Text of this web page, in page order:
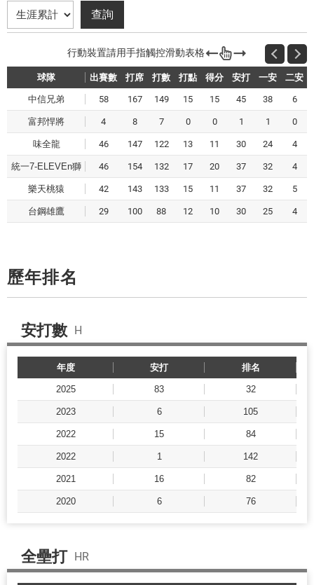
球隊 出賽數 打席 打數 打點 得分 安打 一安 二安
中信兄弟 58 167 149 15 15 45 38 6
富邦悍將 4 8 7 0 0 1 1 0
味全龍 46 147 122 13 11 30 24 4
統一7-ELEVEn獅 46 154 132 17 20 37 32 4
樂天桃猿 42 143 133 15 11 37 32 5
台鋼雄鷹 29 100 88 12 10 30 25 4
歷年排名
安打數 H
年度 安打 排名
2025 83 32
2023 6 105
2022 15 84
2022 1 142
2021 16 82
2020 6 76
全壘打 HR